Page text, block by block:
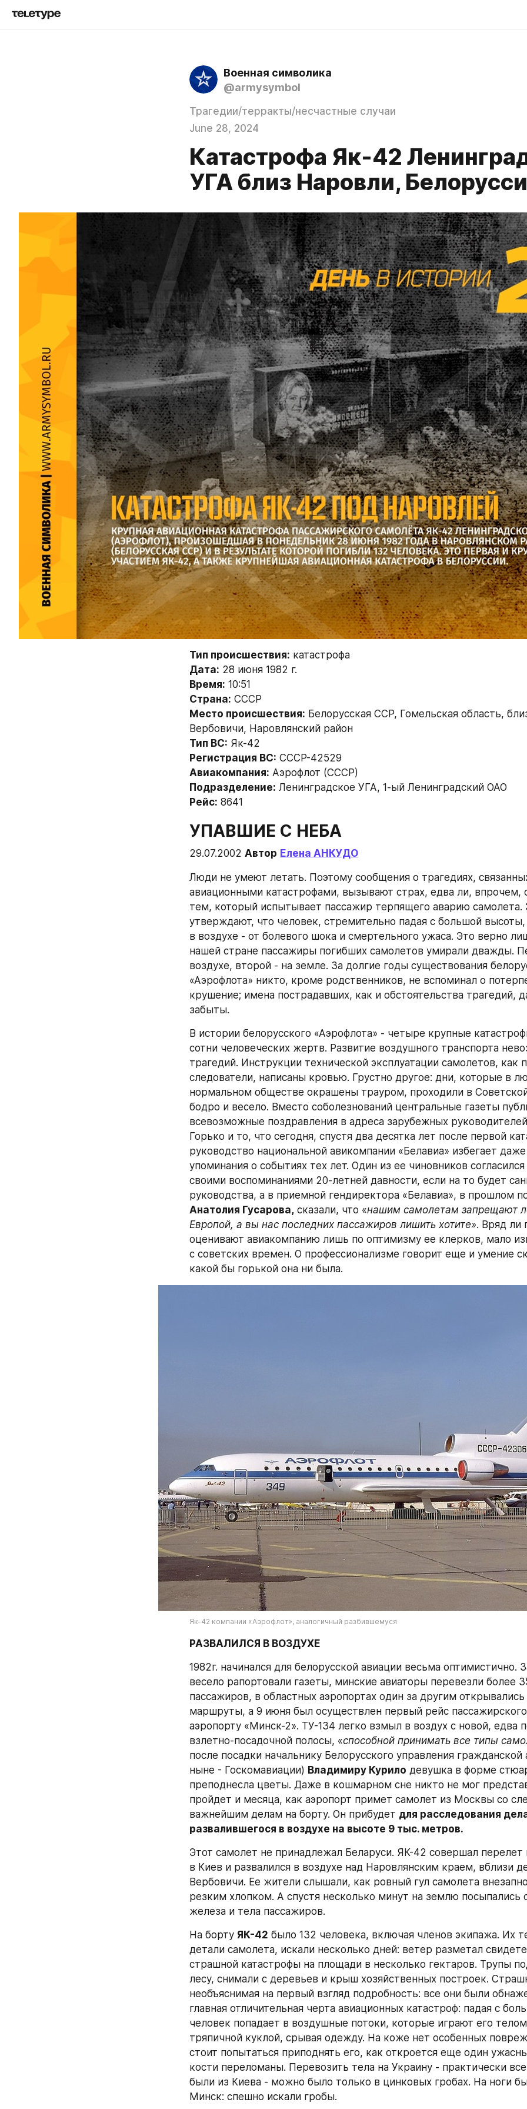
Военная символика
@armysymbol
Трагедии/терракты/несчастные случаи
June 28, 2024
Катастрофа Як-42
УГА близ Наровли,
Тип происшествия: катастрофа
Дата: 28 июня 1982 г.
Время: 10:51
Страна: СССР
Место происшествия: Белорусская ССР, Гомельская область,
Вербовичи, Наровлянский район
Тип ВС: Як-42
Регистрация ВС: СССР-42529
Авиакомпания: Аэрофлот (СССР)
Подразделение: Ленинградское УГА, 1-ый Ленинградский ОАО
Рейс: 8641
УПАВШИЕ С НЕБА
29.07.2002 Автор Елена АНКУДО
Люди не умеют летать. Поэтому сообщения о трагедиях,
авиационными катастрофами, вызывают страх, едва ли, впрочем,
тем, который испытывает пассажир терпящего аварию самолета.
утверждают, что человек, стремительно падая с большой
в воздухе - от болевого шока и смертельного ужаса. Это верно
нашей стране пассажиры погибших самолетов умирали дважды.
воздухе, второй - на земле. За долгие годы существования
«Аэрофлота» никто, кроме родственников, не вспоминал о
крушение; имена пострадавших, как и обстоятельства трагедий,
забыты.
В истории белорусского «Аэрофлота» - четыре крупные
сотни человеческих жертв. Развитие воздушного транспорта
трагедий. Инструкции технической эксплуатации самолетов, как
следователи, написаны кровью. Грустно другое: дни, которые в
нормальном обществе окрашены трауром, проходили в
бодро и весело. Вместо соболезнований центральные газеты
всевозможные поздравления в адреса зарубежных
Горько и то, что сегодня, спустя два десятка лет после первой
руководство национальной авикомпании «Белавиа» избегает
упоминания о событиях тех лет. Один из ее чиновников
своими воспоминаниями 20-летней давности, если на то будет
Анатолия Гусарова, сказали, что «нашим самолетам запрещают
Европой, а вы нас последних пассажиров лишить хотите». Вряд ли
оценивают авиакомпанию лишь по оптимизму ее клерков, мало
с советских времен. О профессионализме говорит еще и умение
какой бы горькой она ни была.
Як-42 компании «Аэрофлот», аналогичный разбившемуся
РАЗВАЛИЛСЯ В ВОЗДУХЕ
1982г. начинался для белорусской авиации весьма оптимистично.
весело рапортовали газеты, минские авиаторы перевезли более
пассажиров, в областных аэропортах один за другим
маршруты, а 9 июня был осуществлен первый рейс
аэропорту «Минск-2». ТУ-134 легко взмыл в воздух с новой, едва
взлетно-посадочной полосы, «способной принимать все типы
после посадки начальнику Белорусского управления
ныне - Госкомавиации) Владимиру Курило девушка в форме
преподнесла цветы. Даже в кошмарном сне никто не мог
пройдет и месяца, как аэропорт примет самолет из Москвы со
важнейшим делам на борту. Он прибудет для расследования
развалившегося в воздухе на высоте 9 тыс. метров.
Этот самолет не принадлежал Беларуси. ЯК-42 совершал перелет
в Киев и развалился в воздухе над Наровлянским краем, вблизи
Вербовичи. Ее жители слышали, как ровный гул самолета
резким хлопком. А спустя несколько минут на землю посыпались
железа и тела пассажиров.
На борту ЯК-42 было 132 человека, включая членов экипажа. Их
детали самолета, искали несколько дней: ветер разметал
страшной катастрофы на площади в несколько гектаров. Трупы
лесу, снимали с деревьев и крыш хозяйственных построек.
необъяснимая на первый взгляд подробность: все они были
главная отличительная черта авиационных катастроф: падая с
человек попадает в воздушные потоки, которые играют его
тряпичной куклой, срывая одежду. На коже нет особенных
стоит попытаться приподнять его, как откроется еще один
кости переломаны. Перевозить тела на Украину - практически
были из Киева - можно было только в цинковых гробах. На ноги
Минск: спешно искали гробы.